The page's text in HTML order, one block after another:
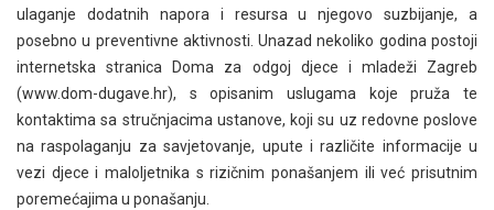
ulaganje dodatnih napora i resursa u njegovo suzbijanje, a
posebno u preventivne aktivnosti. Unazad nekoliko godina postoji
internetska stranica Doma za odgoj djece i mladeži Zagreb
(www.dom-dugave.hr), s opisanim uslugama koje pruža te
kontaktima sa stručnjacima ustanove, koji su uz redovne poslove
na raspolaganju za savjetovanje, upute i različite informacije u
vezi djece i maloljetnika s rizičnim ponašanjem ili već prisutnim
poremećajima u ponašanju.